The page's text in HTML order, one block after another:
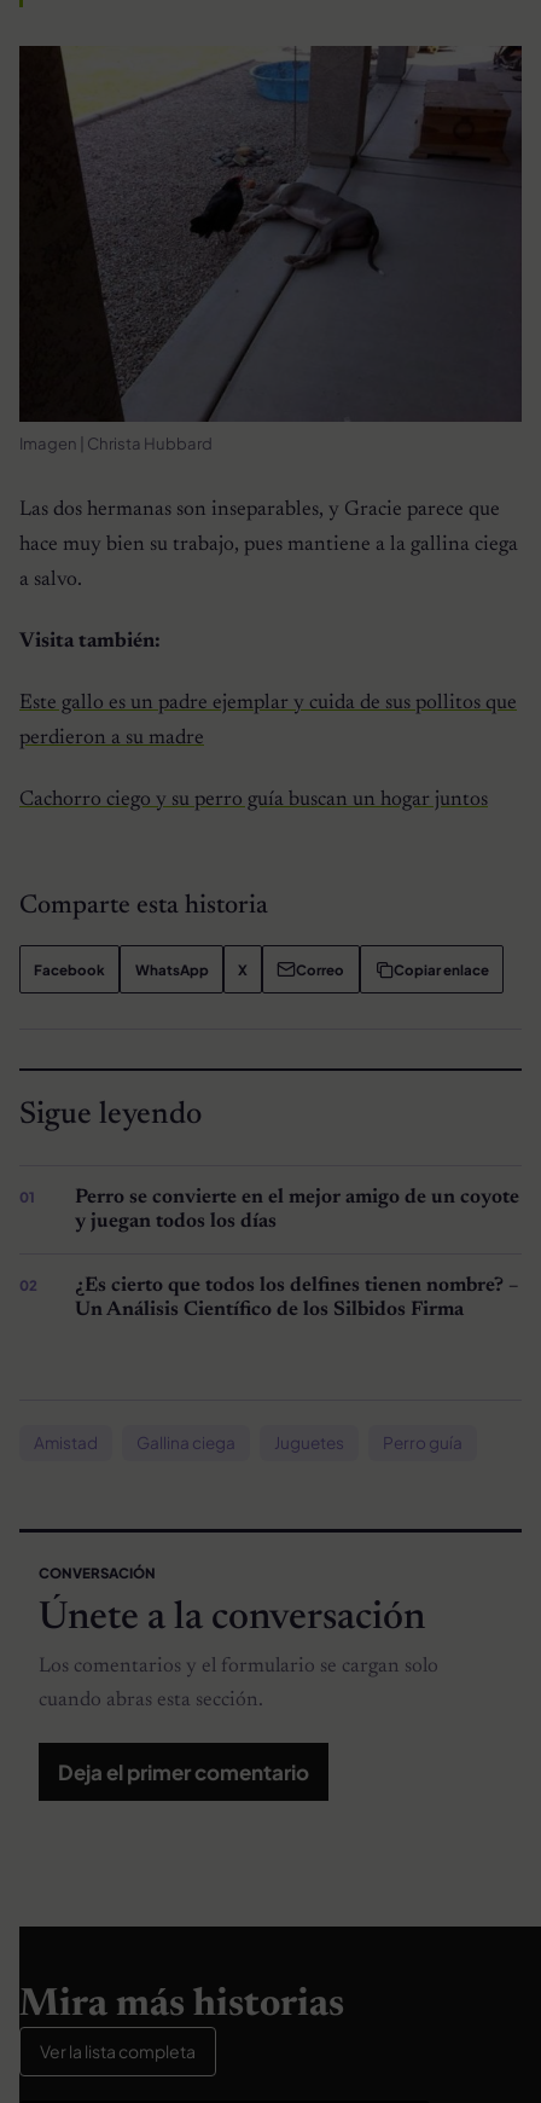
Imagen | Christa Hubbard
Las dos hermanas son inseparables, y Gracie parece que
hace muy bien su trabajo, pues mantiene a la gallina ciega
a salvo.
Visita también:
Este gallo es un padre ejemplar y cuida de sus pollitos que
perdieron a su madre
Cachorro ciego y su perro guía buscan un hogar juntos
Comparte esta historia
Facebook WhatsApp X Correo Copiar enlace
Sigue leyendo
Perro se convierte en el mejor amigo de un coyote
y juegan todos los días
¿Es cierto que todos los delfines tienen nombre? –
Un Análisis Científico de los Silbidos Firma
Amistad Gallina ciega Juguetes Perro guía
CONVERSACIÓN
Únete a la conversación
Los comentarios y el formulario se cargan solo
cuando abras esta sección.
Deja el primer comentario
Mira más historias
Ver la lista completa